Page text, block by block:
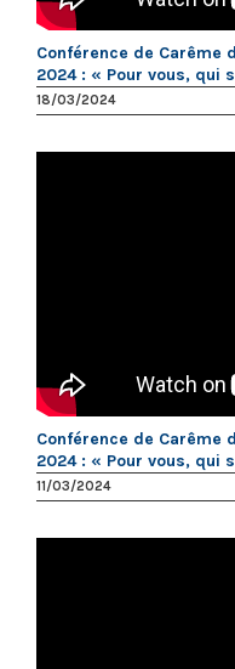
Conférence de Carême
2024 : « Pour vous, qui
18/03/2024
Conférence de Carême
2024 : « Pour vous, qui
11/03/2024